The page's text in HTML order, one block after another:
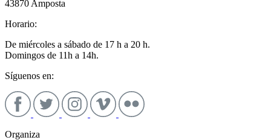
43870 Amposta
Horario:
De miércoles a sábado de 17 h a 20 h.
Domingos de 11h a 14h.
Síguenos en:
Organiza